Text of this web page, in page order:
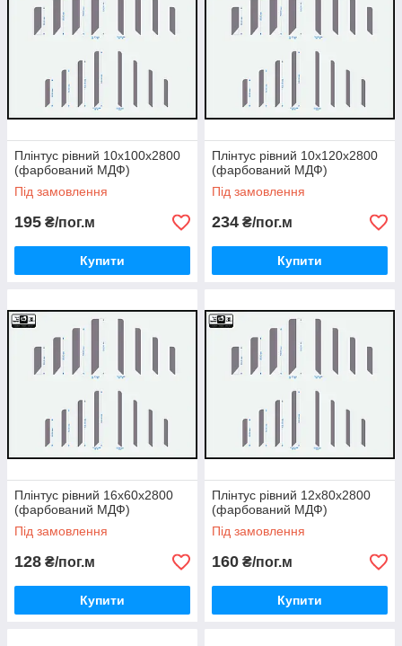
Плінтус рівний 10х100х2800
(фарбований МДФ)
Під замовлення
195 ₴/пог.м
Купити
Плінтус рівний 10х120х2800
(фарбований МДФ)
Під замовлення
234 ₴/пог.м
Купити
Плінтус рівний 16х60х2800
(фарбований МДФ)
Під замовлення
128 ₴/пог.м
Купити
Плінтус рівний 12х80х2800
(фарбований МДФ)
Під замовлення
160 ₴/пог.м
Купити